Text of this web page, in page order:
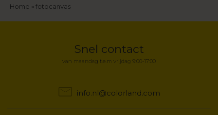
Kruimelpad
Home fotocanvas
Snel contact
van maandag t.e.m vrijdag 9:00-17:00
info.nl@colorland.com